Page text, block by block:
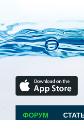
ФОРУМ